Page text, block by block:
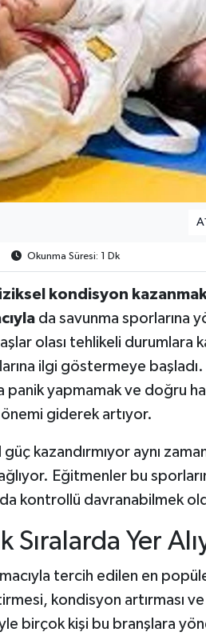
A-
Okunma Süresi: 1 Dk
kondisyon
da savunma sporlarına
olası tehlikeli durumlara
ilgi göstermeye
panik yapmamak ve doğru
giderek artıyor.
kazandırmıyor aynı
Eğitmenler bu
kontrollü davranabilmek
Sıralarda Yer
tercih edilen en
kondisyon artırması
birçok kişi bu branşlara